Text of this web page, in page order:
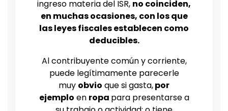
ingreso materia del ISR, no coinciden,
en muchas ocasiones, con los que
las leyes fiscales establecen como
deducibles.
Al contribuyente común y corriente,
puede legítimamente parecerle
muy obvio que si gasta,por
ejemplo en ropa para presentarse a